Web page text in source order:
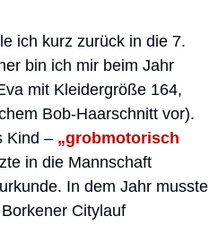
ich kurz zurück in die 7.
bin ich mir beim Jahr
mit Kleidergröße 164,
Bob-Haarschnitt vor).
Kind – „grobmotorisch
in die Mannschaft
In dem Jahr musste
Citylauf